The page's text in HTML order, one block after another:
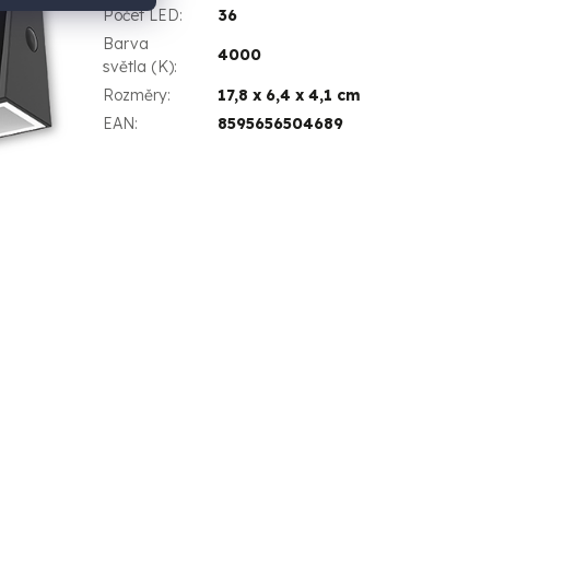
Počet LED:
36
Barva
světla (K):
4000
Rozměry:
17,8 x 6,4 x 4,1 cm
EAN: 8595656504689